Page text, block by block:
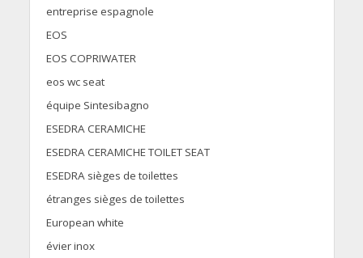
entreprise espagnole
EOS
EOS COPRIWATER
eos wc seat
équipe Sintesibagno
ESEDRA CERAMICHE
ESEDRA CERAMICHE TOILET SEAT
ESEDRA sièges de toilettes
étranges sièges de toilettes
European white
évier inox